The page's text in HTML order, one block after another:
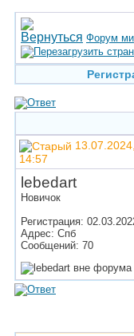
Форум
13.07.2024,
14:57
lebedart
Новичок
Регистрация:
Адрес: Спб
Сообщений: 70